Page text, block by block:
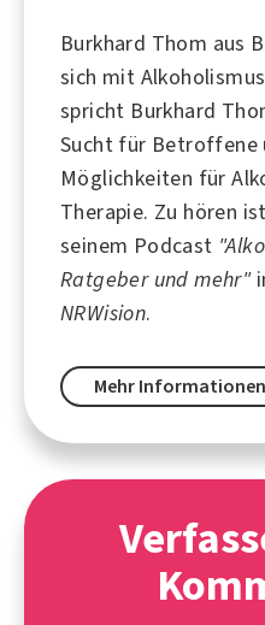
Burkhard Thom aus
sich mit Alkoholismus
spricht Burkhard
Sucht für Betroffene
Möglichkeiten für
Therapie. Zu hören
seinem Podcast
Ratgeber und mehr"
NRWision.
Mehr Informationen